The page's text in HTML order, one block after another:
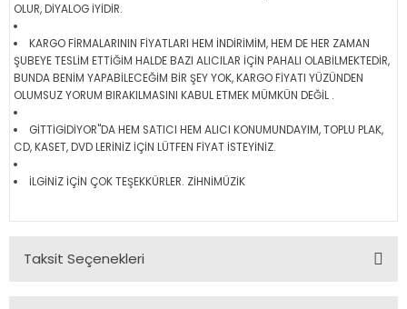
OLUR, DİYALOG İYİDİR.
KARGO FİRMALARININ FİYATLARI HEM İNDİRİMİM, HEM DE HER ZAMAN
ŞUBEYE TESLİM ETTİĞİM HALDE BAZI ALICILAR İÇİN PAHALI OLABİLMEKTEDİR,
BUNDA BENİM YAPABİLECEĞİM BİR ŞEY YOK, KARGO FİYATI YÜZÜNDEN
OLUMSUZ YORUM BIRAKILMASINI KABUL ETMEK MÜMKÜN DEĞİL .
GİTTİGİDİYOR"DA HEM SATICI HEM ALICI KONUMUNDAYIM, TOPLU PLAK,
CD, KASET, DVD LERİNİZ İÇİN LÜTFEN FİYAT İSTEYİNİZ.
İLGİNİZ İÇİN ÇOK TEŞEKKÜRLER. ZİHNİMÜZİK
Taksit Seçenekleri